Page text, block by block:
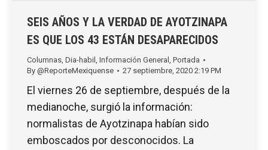
SEIS AÑOS Y LA VERDAD DE AYOTZINAPA
ES QUE LOS 43 ESTÁN DESAPARECIDOS
Columnas, Dia-habil , Información General , Portada
By @ReporteMexiquense 27 septiembre, 2020 2:19 PM
El viernes 26 de septiembre, después de la
medianoche, surgió la información:
normalistas de Ayotzinapa habían sido
emboscados por desconocidos. La